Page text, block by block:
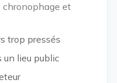
et
trop pressés
un lieu public